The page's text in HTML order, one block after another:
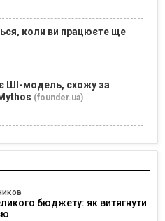
коли ви працюєте ще
ШІ-модель, схожу за
(founder.ua)
бюджету: як витягнути